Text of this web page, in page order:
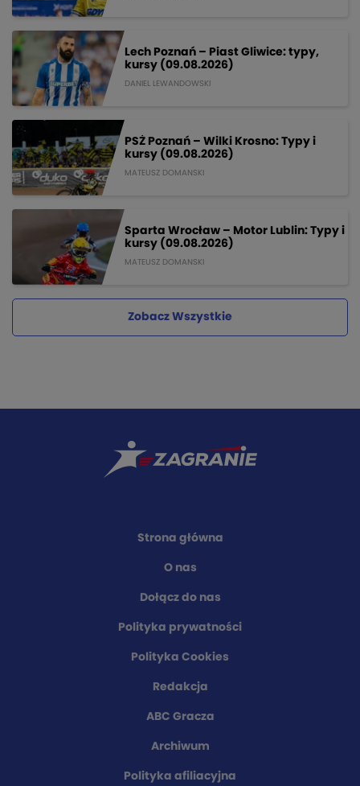
Lech Poznań – Piast Gliwice: typy,
kursy (09.08.2026)
DANIEL LEWANDOWSKI
PSŻ Poznań – Wilki Krosno: Typy i
kursy (09.08.2026)
MATEUSZ DOMANSKI
Sparta Wrocław – Motor Lublin: Typy i
kursy (09.08.2026)
MATEUSZ DOMANSKI
Zobacz Wszystkie
Strona główna
O nas
Dołącz do nas
Polityka prywatności
Polityka Cookies
Redakcja
ABC Gracza
Archiwum
Polityka afiliacyjna